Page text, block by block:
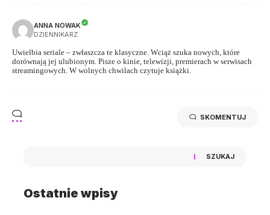
ANNA NOWAK
DZIENNIKARZ
Uwielbia seriale – zwłaszcza te klasyczne. Wciąż szuka nowych, które
dorównają jej ulubionym. Pisze o kinie, telewizji, premierach w serwisach
streamingowych. W wolnych chwilach czytuje książki.
SKOMENTUJ
SZUKAJ
Ostatnie wpisy